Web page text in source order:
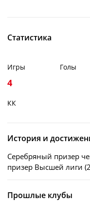
Статистика
Игры
4
Голы
КК
История и
Серебряный призер
призер Высшей лиги
Прошлые клубы